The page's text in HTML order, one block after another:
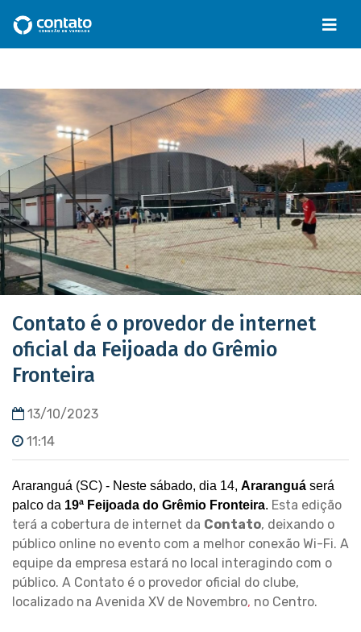
Contato é o provedor de internet
oficial da Feijoada do Grêmio
Fronteira
13/10/2023
11:14
Araranguá (SC) - Neste sábado, dia 14, Araranguá será
palco da 19ª Feijoada do Grêmio Fronteira. Esta edição
terá a cobertura de internet da Contato, deixando o
público online no evento com a melhor conexão Wi-Fi. A
equipe da empresa estará no local interagindo com o
público. A Contato é o provedor oficial do clube,
localizado na Avenida XV de Novembro, no Centro.